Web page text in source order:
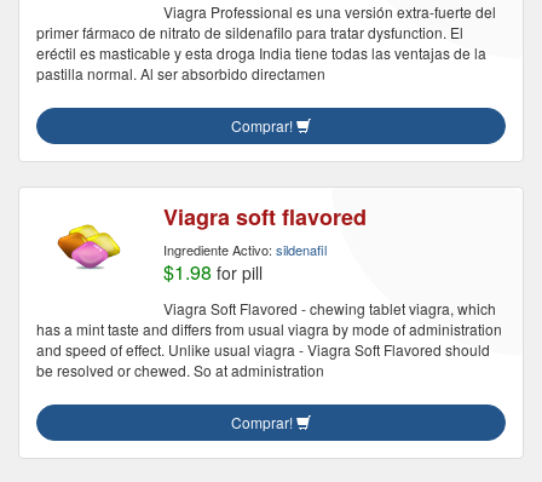
Viagra Professional es una versión extra-fuerte del
primer fármaco de nitrato de sildenafilo para tratar dysfunction. El
eréctil es masticable y esta droga India tiene todas las ventajas de la
pastilla normal. Al ser absorbido directamen
Comprar!
Viagra soft flavored
Ingrediente Activo: sildenafil
$1.98 for pill
Viagra Soft Flavored - chewing tablet viagra, which
has a mint taste and differs from usual viagra by mode of administration
and speed of effect. Unlike usual viagra - Viagra Soft Flavored should
be resolved or chewed. So at administration
Comprar!